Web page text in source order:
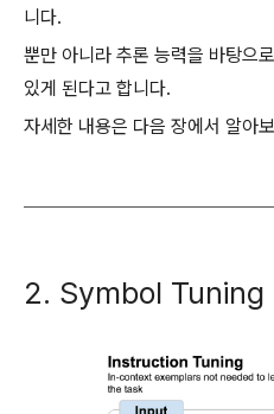
니다.
뿐만 아니라 추론 능력을 바탕으
있게 된다고 합니다.
자세한 내용은 다음 장에서 알아
2. Symbol Tuning